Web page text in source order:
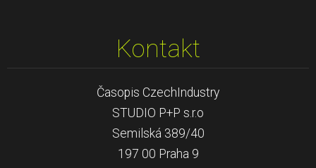
Kontakt
Časopis CzechIndustry
STUDIO P+P s.r.o
Semilská 389/40
197 00 Praha 9